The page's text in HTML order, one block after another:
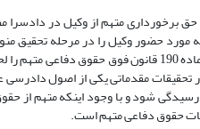
سابق را اصلاح نموده و در ماده 190
تحقیقات مقدماتی یکی از اصول
رسیدگی شود و با وجود این­که متهم از
حقوق دفاعی متهم است.